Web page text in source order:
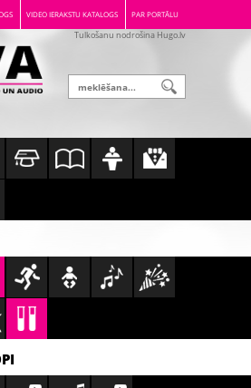
VIDEO IERAKSTU KATALOGS PAR PORTĀLU
Tulkošanu nodrošina Hugo.lv